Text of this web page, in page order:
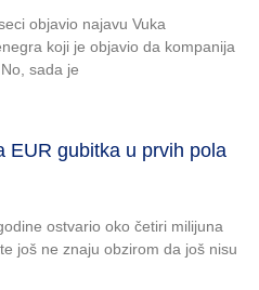
objavio najavu Vuka
koji je objavio da kompanija
sada je
EUR gubitka u prvih pola
ostvario oko četiri milijuna
još ne znaju obzirom da još nisu